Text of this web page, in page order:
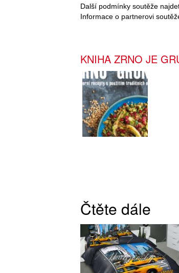
Další podmínky soutěže
Informace o partnerovi
KNIHA ZRNO JE
Čtěte dále